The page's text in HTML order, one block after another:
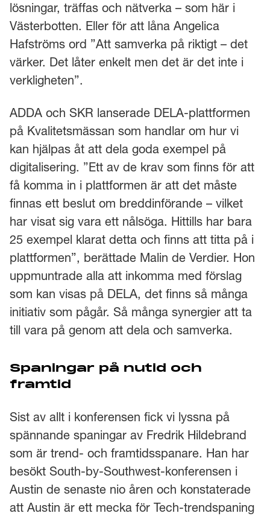
lösningar, träffas och nätverka – som här i
Västerbotten. Eller för att låna Angelica
Hafströms ord ”Att samverka på riktigt – det
värker. Det låter enkelt men det är det inte i
verkligheten”.
ADDA och SKR lanserade DELA-plattformen
på Kvalitetsmässan som handlar om hur vi
kan hjälpas åt att dela goda exempel på
digitalisering. ”Ett av de krav som finns för att
få komma in i plattformen är att det måste
finnas ett beslut om breddinförande – vilket
har visat sig vara ett nålsöga. Hittills har bara
25 exempel klarat detta och finns att titta på i
plattformen”, berättade Malin de Verdier. Hon
uppmuntrade alla att inkomma med förslag
som kan visas på DELA, det finns så många
initiativ som pågår. Så många synergier att ta
till vara på genom att dela och samverka.
Spaningar på nutid och
framtid
Sist av allt i konferensen fick vi lyssna på
spännande spaningar av Fredrik Hildebrand
som är trend- och framtidsspanare. Han har
besökt South-by-Southwest-konferensen i
Austin de senaste nio åren och konstaterade
att Austin är ett mecka för Tech-trendspaning